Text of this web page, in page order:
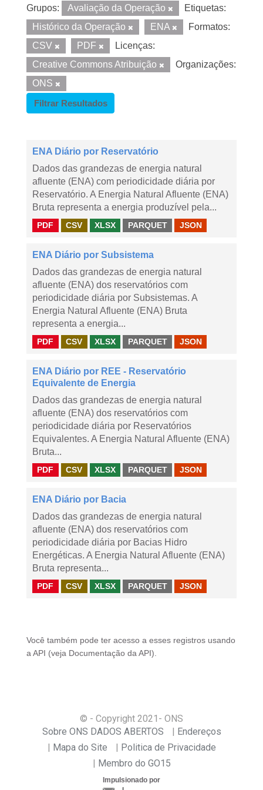
Grupos: Avaliação da Operação
Etiquetas:
Histórico da Operação
ENA
Formatos:
CSV
PDF
Licenças:
Creative Commons Atribuição
Organizações:
ONS
Filtrar Resultados
ENA Diário por Reservatório
Dados das grandezas de energia natural
afluente (ENA) com periodicidade diária por
Reservatório. A Energia Natural Afluente (ENA)
Bruta representa a energia produzível pela...
PDF CSV XLSX PARQUET JSON
ENA Diário por Subsistema
Dados das grandezas de energia natural
afluente (ENA) dos reservatórios com
periodicidade diária por Subsistemas. A
Energia Natural Afluente (ENA) Bruta
representa a energia...
PDF CSV XLSX PARQUET JSON
ENA Diário por REE - Reservatório
Equivalente de Energia
Dados das grandezas de energia natural
afluente (ENA) dos reservatórios com
periodicidade diária por Reservatórios
Equivalentes. A Energia Natural Afluente (ENA)
Bruta...
PDF CSV XLSX PARQUET JSON
ENA Diário por Bacia
Dados das grandezas de energia natural
afluente (ENA) dos reservatórios com
periodicidade diária por Bacias Hidro
Energéticas. A Energia Natural Afluente (ENA)
Bruta representa...
PDF CSV XLSX PARQUET JSON
Você também pode ter acesso a esses registros usando
a API (veja Documentação da API ).
© - Copyright 2021 - ONS
Sobre ONS DADOS ABERTOS
Endereços
Mapa do Site
Politica de Privacidade
Membro do GO15
Impulsionado por